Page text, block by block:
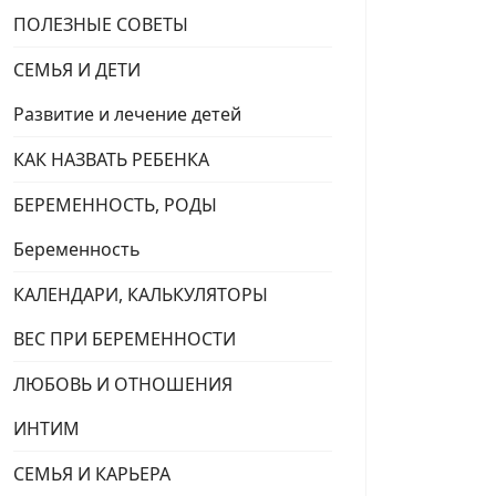
ПОЛЕЗНЫЕ СОВЕТЫ
СЕМЬЯ И ДЕТИ
Развитие и лечение детей
КАК НАЗВАТЬ РЕБЕНКА
БЕРЕМЕННОСТЬ, РОДЫ
Беременность
КАЛЕНДАРИ, КАЛЬКУЛЯТОРЫ
ВЕС ПРИ БЕРЕМЕННОСТИ
ЛЮБОВЬ И ОТНОШЕНИЯ
ИНТИМ
СЕМЬЯ И КАРЬЕРА